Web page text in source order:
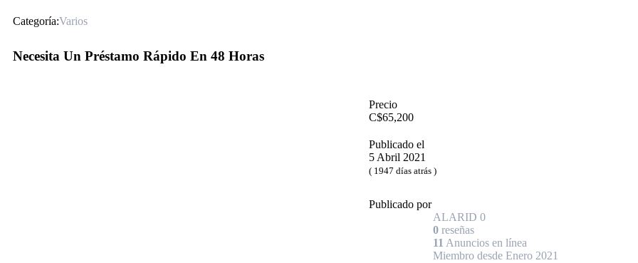
Categoría:Varios
Necesita Un Préstamo Rápido En 48 Horas
Precio
C$65,200
Publicado el
5 Abril 2021
( 1947 días atrás )
Publicado por
ALARID 0
0 reseñas
11 Anuncios en línea
Miembro desde Enero 2021